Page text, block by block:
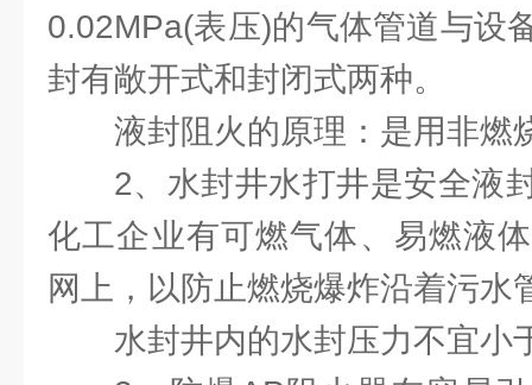
0.02MPa(表压)的气体管道与设
封有敞开式和封闭式两种。
液封阻火的原理：是用非燃
2、水封井水打井是安全液
化工企业有可燃气体、易燃液
网上，以防止燃烧爆炸沿着污水
水封井内的水封压力不宜小